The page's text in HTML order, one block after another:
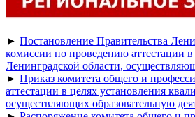
► Постановление Правительства
комиссии по проведению аттестации
Ленинградской области,
► Приказ комитета общего и
аттестации в целях установления
осуществляющих образовательную